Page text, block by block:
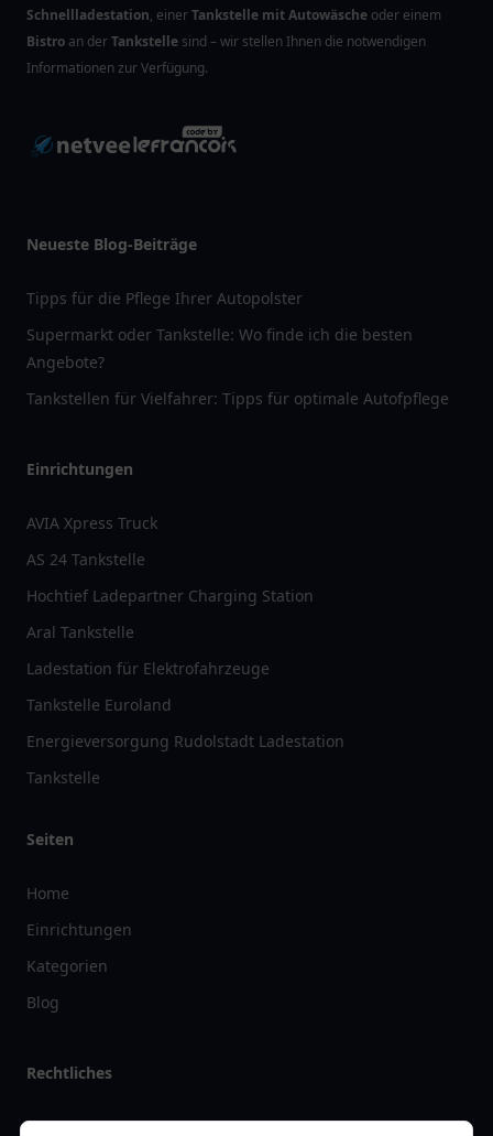
Schnellladestation, einerTankstelle mit Autowäsche oder einem
Bistro an derTankstelle sind – wir stellen Ihnen die notwendigen
Informationen zur Verfügung.
Neueste Blog-Beiträge
Tipps für die Pflege Ihrer Autopolster
Supermarkt oder Tankstelle: Wo finde ich die besten
Angebote?
Tankstellen für Vielfahrer: Tipps für optimale Autofpflege
Einrichtungen
AVIA Xpress Truck
AS 24 Tankstelle
Hochtief Ladepartner Charging Station
Aral Tankstelle
Ladestation für Elektrofahrzeuge
Tankstelle Euroland
Energieversorgung Rudolstadt Ladestation
Tankstelle
Seiten
Home
Einrichtungen
Kategorien
Blog
Rechtliches
Impressum